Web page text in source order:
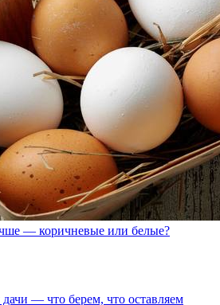
— коричневые или белые?